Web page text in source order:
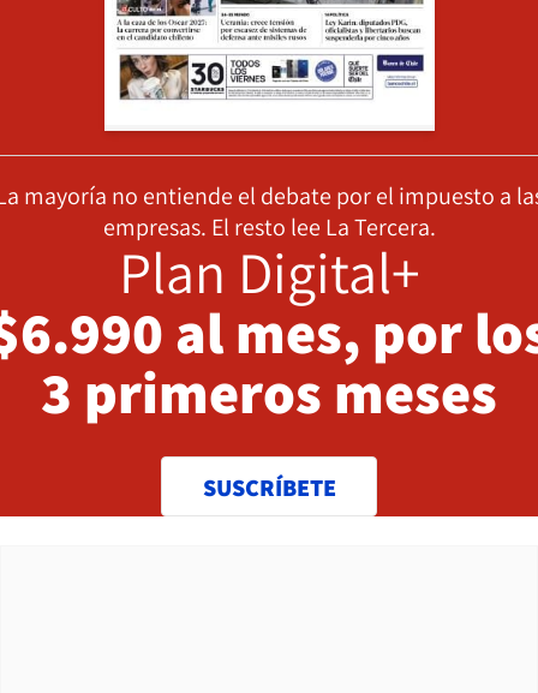
mayoría no entiende el debate por el impuesto a
empresas. El resto lee La Tercera.
Plan Digital+
al mes, por
3 primeros meses
SUSCRÍBETE